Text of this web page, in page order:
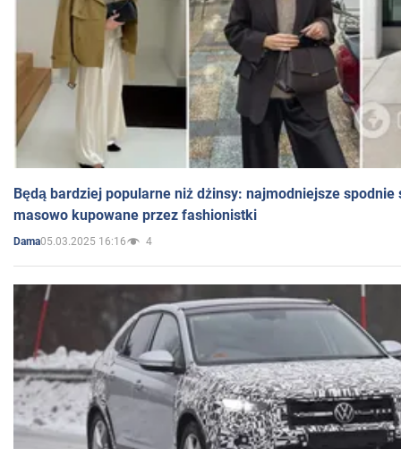
Będą bardziej popularne niż dżinsy: najmodniejsze spodnie
masowo kupowane przez fashionistki
Dama05.03.2025 16:16 4